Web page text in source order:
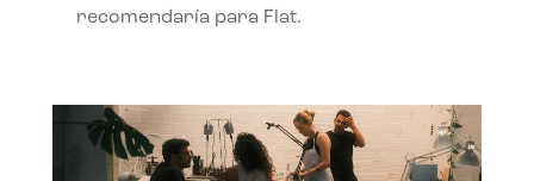
recomendaría para Flat.